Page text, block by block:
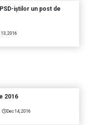
iştilor un post de
13, 2016
2016
Dec 14, 2016